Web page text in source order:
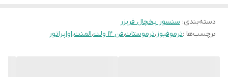
سنسور NTC (Negative Temperature Coefficient)
دسته‌بندی: سنسور یخچال فریزر
برچسب‌ها :ترموفیوز،ترموستات،فن 12 ولت ،المنت،اواپراتور